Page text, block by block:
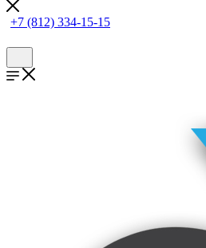
+7 (812) 334-15-15